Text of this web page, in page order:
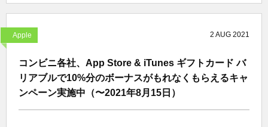
Apple 2 AUG 2021
コンビニ各社、App Store & iTunes ギフトカード バ
リアブルで10%分のボーナスがもれなくもらえるキャ
ンペーン実施中（〜2021年8月15日）